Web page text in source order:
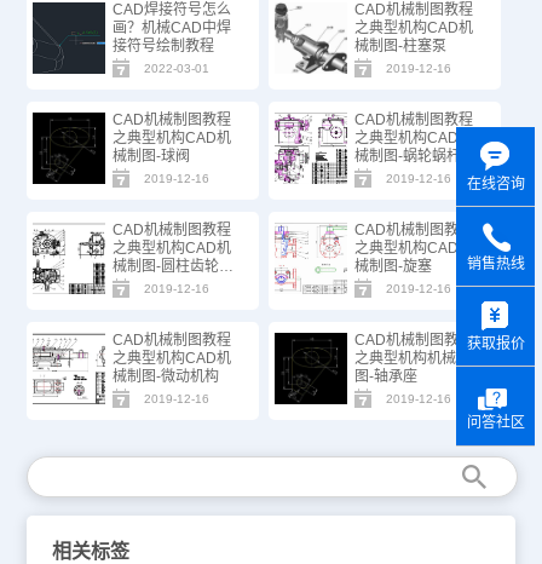
CAD焊接符号怎么
画？机械CAD中焊
接符号绘制教程
2022-03-01
CAD机械制图教程
之典型机构CAD机
械制图-柱塞泵
2019-12-16
CAD机械制图教程
之典型机构CAD机
械制图-球阀
2019-12-16
CAD机械制图教程
之典型机构CAD机
械制图-蜗轮蜗杆减
速器
2019-12-16
CAD机械制图教程
之典型机构CAD机
械制图-圆柱齿轮减
速器
2019-12-16
CAD机械制图教程
之典型机构CAD机
械制图-旋塞
2019-12-16
CAD机械制图教程
之典型机构CAD机
械制图-微动机构
2019-12-16
CAD机械制图教程
之典型机构机械制
图-轴承座
2019-12-16
相关标签
在线咨询
销售热线
获取报价
问答社区